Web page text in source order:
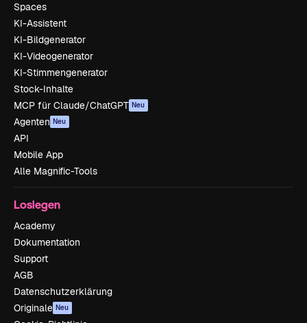
Spaces
KI-Assistent
KI-Bildgenerator
KI-Videogenerator
KI-Stimmengenerator
Stock-Inhalte
MCP für Claude/ChatGPT Neu
Agenten Neu
API
Mobile App
Alle Magnific-Tools
Loslegen
Academy
Dokumentation
Support
AGB
Datenschutzerklärung
Originale Neu